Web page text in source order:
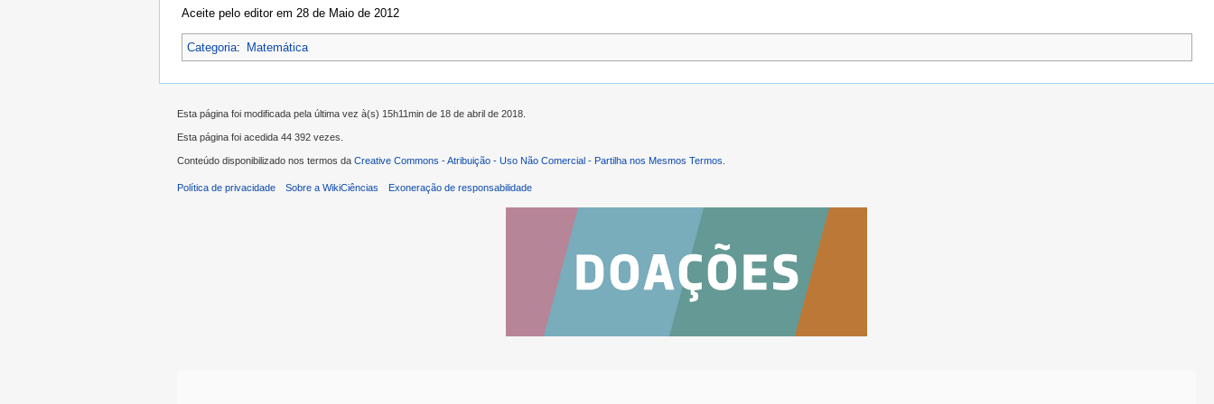
Aceite pelo editor em 28 de Maio de 2012
Categoria: Matemática
Esta página foi modificada pela última vez à(s) 15h11min de 18 de abril de 2018.
Esta página foi acedida 44 392 vezes.
Conteúdo disponibilizado nos termos da Creative Commons - Atribuição - Uso Não Comercial - Partilha nos Mesmos Termos
Política de privacidade Sobre a WikiCiências Exoneração de responsabilidade